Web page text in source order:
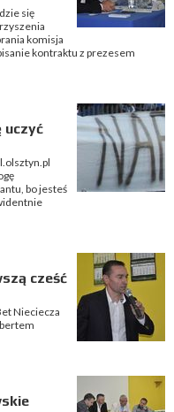
się
komisja
kontraktu z prezesem
uczyć
bo jesteś
cześć
Nieciecza